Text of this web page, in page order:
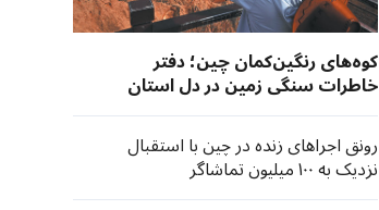
کوه‌های رنگین‌کمان چین؛ دفتر
خاطرات سنگی زمین در دل استان
گانسو
رونق اجراهای زنده در چین با استقبال
نزدیک به ۱۰۰ میلیون تماشاگر